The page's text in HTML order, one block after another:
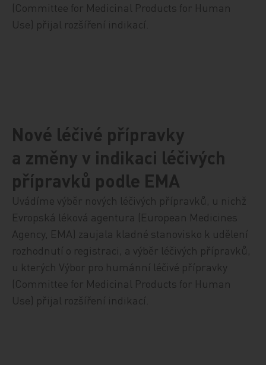
(Committee for Medicinal Products for Human
Use) přijal rozšíření indikací.
Nové léčivé přípravky
a změny v indikaci léčivých
přípravků podle EMA
Uvádíme výběr nových léčivých přípravků, u nichž
Evropská léková agentura (European Medicines
Agency, EMA) zaujala kladné stanovisko k udělení
rozhodnutí o registraci, a výběr léčivých přípravků,
u kterých Výbor pro humánní léčivé přípravky
(Committee for Medicinal Products for Human
Use) přijal rozšíření indikací.